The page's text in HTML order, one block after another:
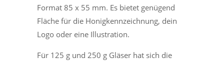
Format 85 x 55 mm. Es bietet genügend
Fläche für die Honigkennzeichnung, dein
Logo oder eine Illustration.
Für 125 g und 250 g Gläser hat sich die